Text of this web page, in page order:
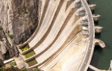
de energía